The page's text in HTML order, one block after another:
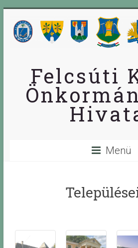
Felcsúti
Menü